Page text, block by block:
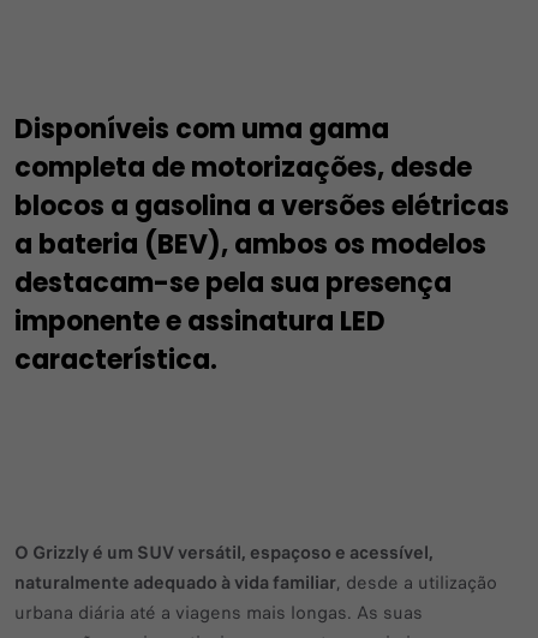
Disponíveis com uma gama
completa de motorizações, desde
blocos a gasolina a versões elétricas
a bateria (BEV), ambos os modelos
destacam-se pela sua presença
imponente e assinatura LED
característica.
O Grizzly é um SUV versátil, espaçoso e acessível,
naturalmente adequado à vida familiar, desde a utilização
urbana diária até a viagens mais longas. As suas